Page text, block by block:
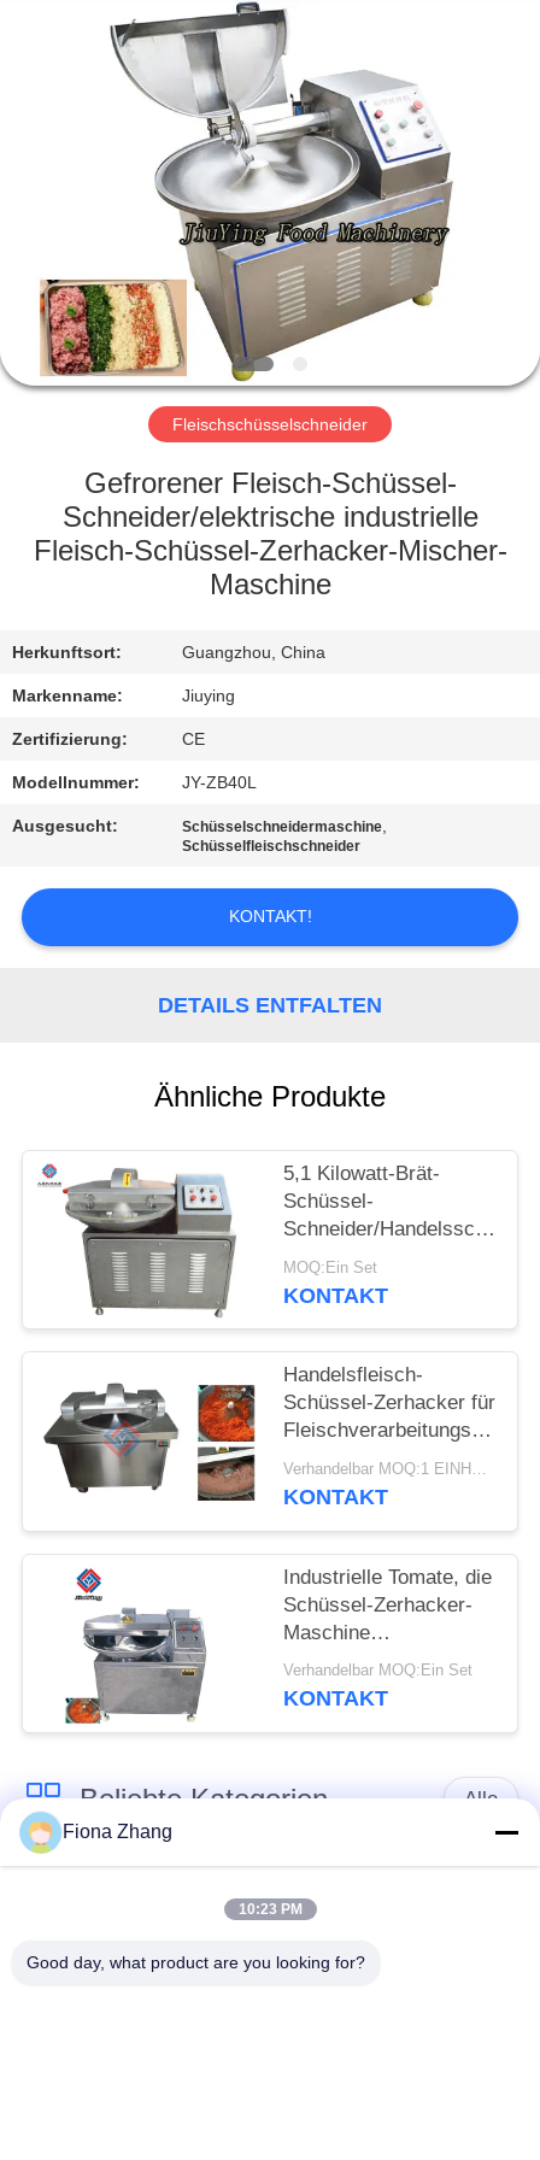
PRODUKTE
VR-
SHOW
WERKSBESICHTIGUNG
KONTAKT
MIT
UNS
NEUIGKEITEN
RECHTSSACHEN
BITTE UM
ANGEBOT
SITEMAP
DATENSCHUTZRICHTLINIE
Fleischschüsselschneider
Gefrorener Fleisch-Schüssel-
Schneider/elektrische industrielle
Fleisch-Schüssel-Zerhacker-Mischer-
Maschine
Herkunftsort: Guangzhou, China
Markenname: Jiuying
Zertifizierung: CE
Modellnummer: JY-ZB40L
Ausgesucht: Schüsselschneidermaschine,
Schüsselfleischschneider
KONTAKT!
DETAILS ENTFALTEN
Ähnliche Produkte
5,1 Kilowatt-Brät-
Schüssel-
Schneider/
Zerhacker 12 Jahre
Garantie-
MOQ:Ein Set
KONTAKT
Handelsfleisch-
Schüssel-Zerhacker für
Fleischverarbeitungs-
Fabrik
Verhandelbar MOQ:1 EINHEIT
KONTAKT
Industrielle Tomate, die
Schüssel-Zerhacker-
Maschine
Equiment/SUS 304
Fleisches herstellt
Verhandelbar MOQ:Ein Set
KONTAKT
Beliebte Kategorien Alle
Ausrüstung
Fiona Zhang
10:23 PM
Good day, what product are you looking for?